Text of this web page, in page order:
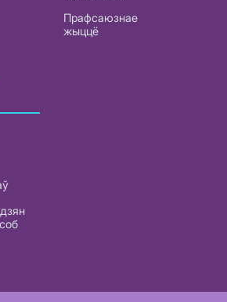
Прафсаюзнае
жыццё